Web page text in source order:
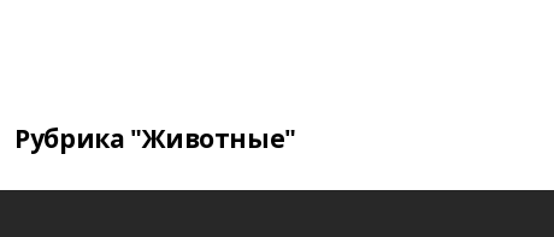
Рубрика "Животные"